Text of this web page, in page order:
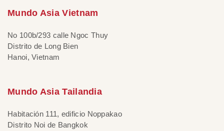
Mundo Asia Vietnam
No 100b/293 calle Ngoc Thuy
Distrito de Long Bien
Hanoi, Vietnam
Mundo Asia Tailandia
Habitación 111, edificio Noppakao
Distrito Noi de Bangkok